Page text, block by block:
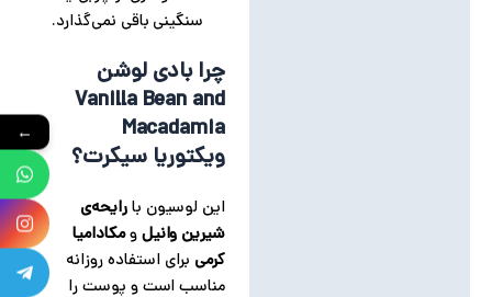
سنگینی باقی نمی‌گذارد.
چرا بادی لوشن
Vanilla Bean and
Macadamia
ویکتوریا سیکرت؟
این لوسیون بارایحه‌ی
شیرین وانیلومکادامیا
کرمی برای استفاده روزانه
مناسب است و پوست را
←